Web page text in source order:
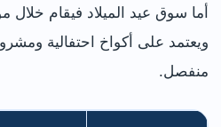
أما سوق عيد الميلاد فيقام خلال
ويعتمد على أكواخ احتفالية
منفصل.